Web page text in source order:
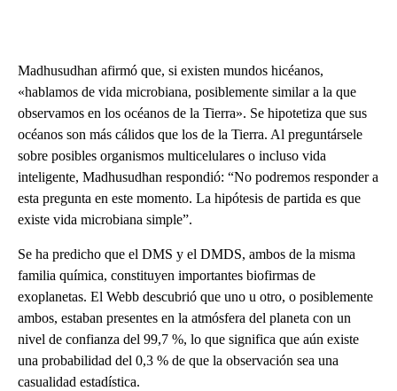
Madhusudhan afirmó que, si existen mundos hicéanos,
«hablamos de vida microbiana, posiblemente similar a la que
observamos en los océanos de la Tierra». Se hipotetiza que sus
océanos son más cálidos que los de la Tierra. Al preguntársele
sobre posibles organismos multicelulares o incluso vida
inteligente, Madhusudhan respondió: “No podremos responder a
esta pregunta en este momento. La hipótesis de partida es que
existe vida microbiana simple”.
Se ha predicho que el DMS y el DMDS, ambos de la misma
familia química, constituyen importantes biofirmas de
exoplanetas. El Webb descubrió que uno u otro, o posiblemente
ambos, estaban presentes en la atmósfera del planeta con un
nivel de confianza del 99,7 %, lo que significa que aún existe
una probabilidad del 0,3 % de que la observación sea una
casualidad estadística.